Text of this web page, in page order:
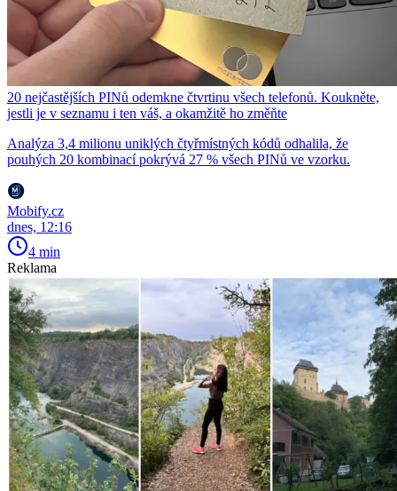
20 nejčastějších PINů odemkne čtvrtinu všech telefonů. Koukněte,
jestli je v seznamu i ten váš, a okamžitě ho změňte
Analýza 3,4 milionu uniklých čtyřmístných kódů odhalila, že
pouhých 20 kombinací pokrývá 27 % všech PINů ve vzorku.
Mobify.cz
dnes, 12:16
4 min
Reklama